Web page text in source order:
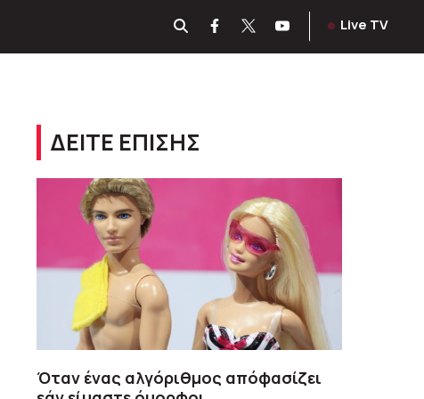
Live TV
ΔΕΙΤΕ ΕΠΙΣΗΣ
Όταν ένας αλγόριθμος απόφασίζει